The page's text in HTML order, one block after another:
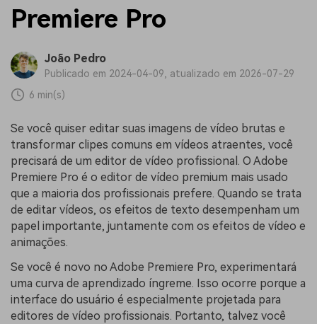
Premiere Pro
João Pedro
Publicado em 2024-04-09, atualizado em 2026-07-29
6 min(s)
Se você quiser editar suas imagens de vídeo brutas e
transformar clipes comuns em vídeos atraentes, você
precisará de um editor de vídeo profissional. O Adobe
Premiere Pro é o editor de vídeo premium mais usado
que a maioria dos profissionais prefere. Quando se trata
de editar vídeos, os efeitos de texto desempenham um
papel importante, juntamente com os efeitos de vídeo e
animações.
Se você é novo no Adobe Premiere Pro, experimentará
uma curva de aprendizado íngreme. Isso ocorre porque a
interface do usuário é especialmente projetada para
editores de vídeo profissionais. Portanto, talvez você